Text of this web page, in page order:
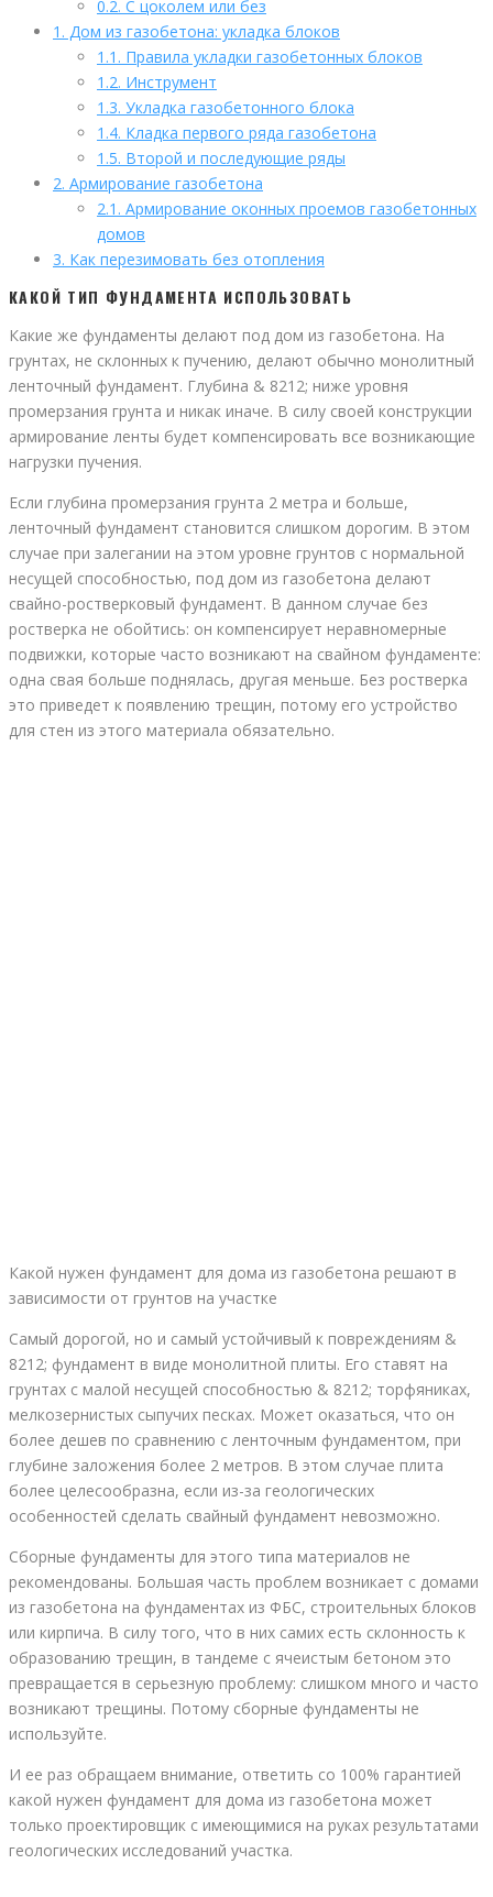
0.2. С цоколем или без
1. Дом из газобетона: укладка блоков
1.1. Правила укладки газобетонных блоков
1.2. Инструмент
1.3. Укладка газобетонного блока
1.4. Кладка первого ряда газобетона
1.5. Второй и последующие ряды
2. Армирование газобетона
2.1. Армирование оконных проемов газобетонных
домов
3. Как перезимовать без отопления
КАКОЙ ТИП ФУНДАМЕНТА ИСПОЛЬЗОВАТЬ
Какие же фундаменты делают под дом из газобетона. На
грунтах, не склонных к пучению, делают обычно монолитный
ленточный фундамент. Глубина & 8212; ниже уровня
промерзания грунта и никак иначе. В силу своей конструкции
армирование ленты будет компенсировать все возникающие
нагрузки пучения.
Если глубина промерзания грунта 2 метра и больше,
ленточный фундамент становится слишком дорогим. В этом
случае при залегании на этом уровне грунтов с нормальной
несущей способностью, под дом из газобетона делают
свайно-ростверковый фундамент. В данном случае без
ростверка не обойтись: он компенсирует неравномерные
подвижки, которые часто возникают на свайном фундаменте:
одна свая больше поднялась, другая меньше. Без ростверка
это приведет к появлению трещин, потому его устройство
для стен из этого материала обязательно.
Какой нужен фундамент для дома из газобетона решают в
зависимости от грунтов на участке
Самый дорогой, но и самый устойчивый к повреждениям &
8212; фундамент в виде монолитной плиты. Его ставят на
грунтах с малой несущей способностью & 8212; торфяниках,
мелкозернистых сыпучих песках. Может оказаться, что он
более дешев по сравнению с ленточным фундаментом, при
глубине заложения более 2 метров. В этом случае плита
более целесообразна, если из-за геологических
особенностей сделать свайный фундамент невозможно.
Сборные фундаменты для этого типа материалов не
рекомендованы. Большая часть проблем возникает с домами
из газобетона на фундаментах из ФБС, строительных блоков
или кирпича. В силу того, что в них самих есть склонность к
образованию трещин, в тандеме с ячеистым бетоном это
превращается в серьезную проблему: слишком много и часто
возникают трещины. Потому сборные фундаменты не
используйте.
И ее раз обращаем внимание, ответить со 100% гарантией
какой нужен фундамент для дома из газобетона может
только проектировщик с имеющимися на руках результатами
геологических исследований участка.